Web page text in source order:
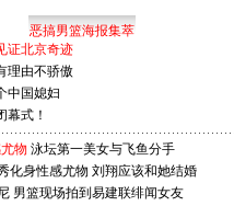
恶搞男篮海报集萃
证北京奇迹
理由不骄傲
中国媳妇
幕式！
物 泳坛第一美女与飞鱼分手
化身性感尤物 刘翔应该和她结婚
男篮现场拍到易建联绯闻女友